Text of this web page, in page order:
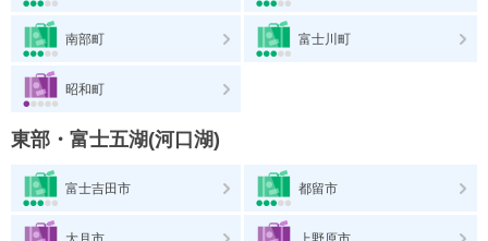
南部町 富士川町
昭和町
東部・富士五湖(河口湖)
富士吉田市 都留市